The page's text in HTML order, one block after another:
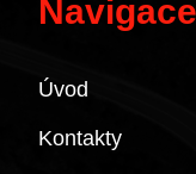
Multistrada
Multistrada
Navigace
Úvod
Kontakty